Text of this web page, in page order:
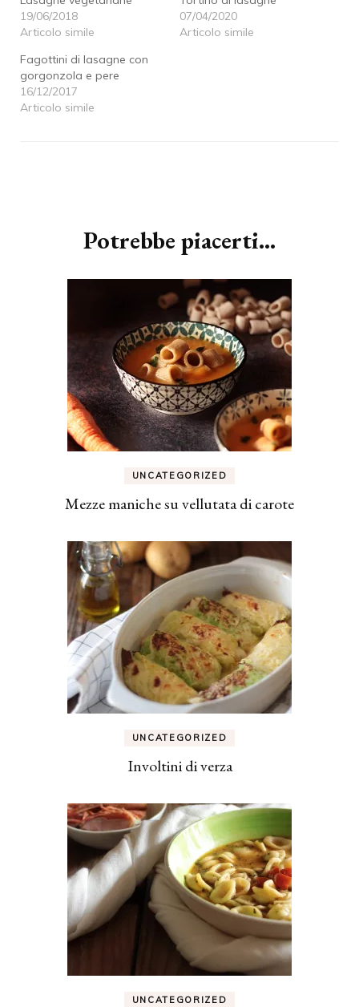
19/06/2018
Articolo simile
07/04/2020
Articolo simile
Fagottini di lasagne con
gorgonzola e pere
16/12/2017
Articolo simile
Potrebbe piacerti...
UNCATEGORIZED
Mezze maniche su vellutata di carote
UNCATEGORIZED
Involtini di verza
UNCATEGORIZED